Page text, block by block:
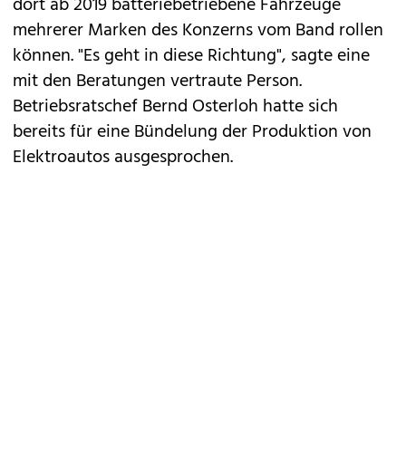
mehrerer Marken des Konzerns vom Band rollen
können. "Es geht in diese Richtung", sagte eine
mit den Beratungen vertraute Person.
Betriebsratschef Bernd Osterloh hatte sich
bereits für eine Bündelung der Produktion von
Elektroautos ausgesprochen.